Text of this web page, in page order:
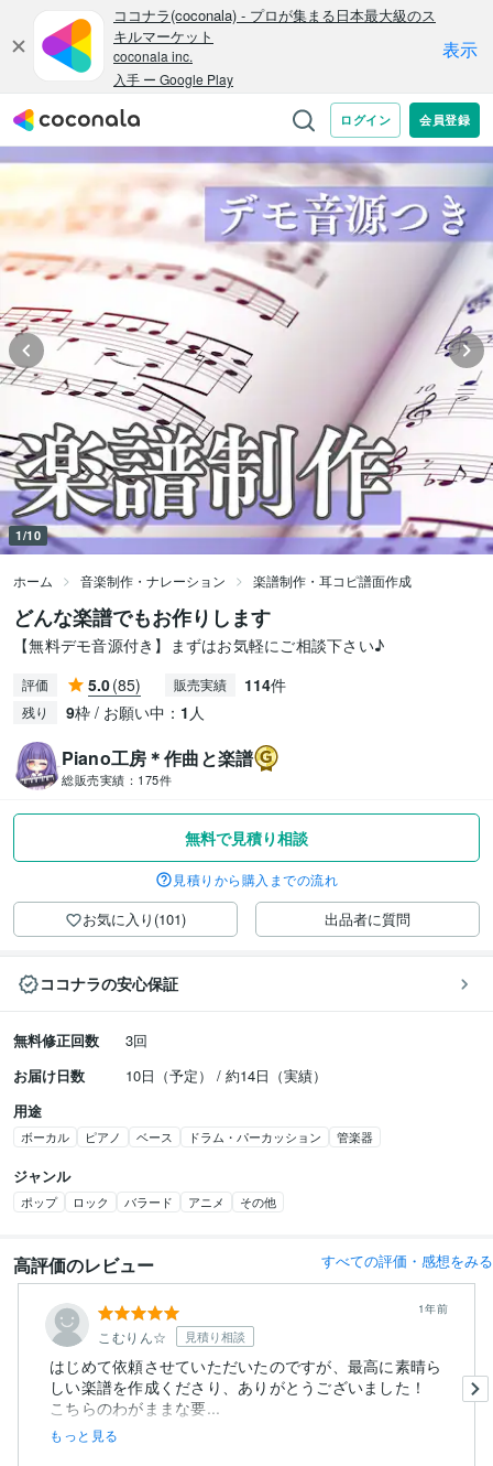
1/10
ホーム 音楽制作・ナレーション 楽譜制作・耳コピ譜面作成
どんな楽譜でもお作りします
【無料デモ音源付き】まずはお気軽にご相談下さい♪
評価 5.0(85) 販売実績 114件
残り 9枠 / お願い中： 1 人
Piano工房＊作曲と楽譜
総販売実績： 175件
無料で見積り相談
見積りから購入までの流れ
お気に入り(101) 出品者に質問
ココナラの安心保証
無料修正回数
3回
お届け日数
10日（予定） / 約14日（実績）
用途
ボーカル ピアノ ベース ドラム・パーカッション 管楽器
ジャンル
ポップ ロック バラード アニメ その他
高評価のレビュー すべての評価・感想をみる
こむりん☆ 見積り相談
1年前
はじめて依頼させていただいたのですが、最高に素晴ら
しい楽譜を作成くださり、ありがとうございました！
こちらのわがままな要...
もっと見る